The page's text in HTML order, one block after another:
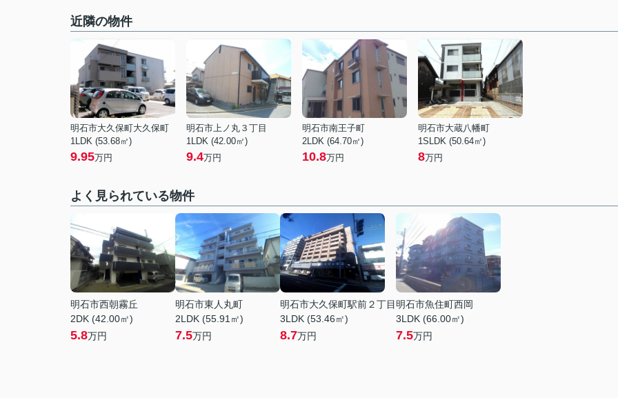
近隣の物件
明石市大久保町大久保町
1LDK (53.68㎡)
9.95万円
明石市上ノ丸３丁目
1LDK (42.00㎡)
9.4万円
明石市南王子町
2LDK (64.70㎡)
10.8万円
明石市大蔵八幡町
1SLDK (50.64㎡)
8万円
よく見られている物件
明石市西朝霧丘
2DK (42.00㎡)
5.8万円
明石市東人丸町
2LDK (55.91㎡)
7.5万円
明石市大久保町駅前２丁目
3LDK (53.46㎡)
8.7万円
明石市魚住町西岡
3LDK (66.00㎡)
7.5万円